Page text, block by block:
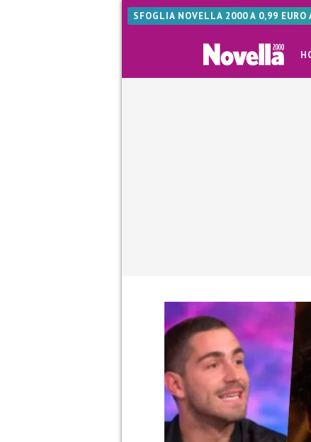
SFOGLIA NOVELLA 2000 A 0,99 EURO